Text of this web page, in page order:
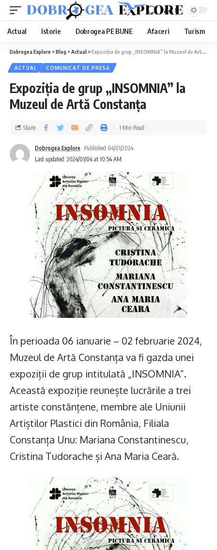
Aa
Actual Istorie Dobrogea PE BUNE Afaceri Turism
Dobrogea Explore >Blog >Actual >Expoziția de grup „INSOMNIA” la Muzeul de Artă Constanța
ACTUAL COMUNICAT DE PRESĂ
Expoziția de grup „INSOMNIA” la
Muzeul de Artă Constanța
Last updated: 2024/01/04 at 10:54 AM
Dobrogea Explore Published 04/01/2024
Share 1 Min Read
În perioada 06 ianuarie – 02 februarie 2024,
Muzeul de Artă Constanța va fi gazda unei
expoziții de grup intitulată „INSOMNIA”.
Această expoziție reunește lucrările a trei
artiste constănțene, membre ale Uniunii
Artiștilor Plastici din România, Filiala
Constanța Unu: Mariana Constantinescu,
Cristina Tudorache și Ana Maria Ceară.